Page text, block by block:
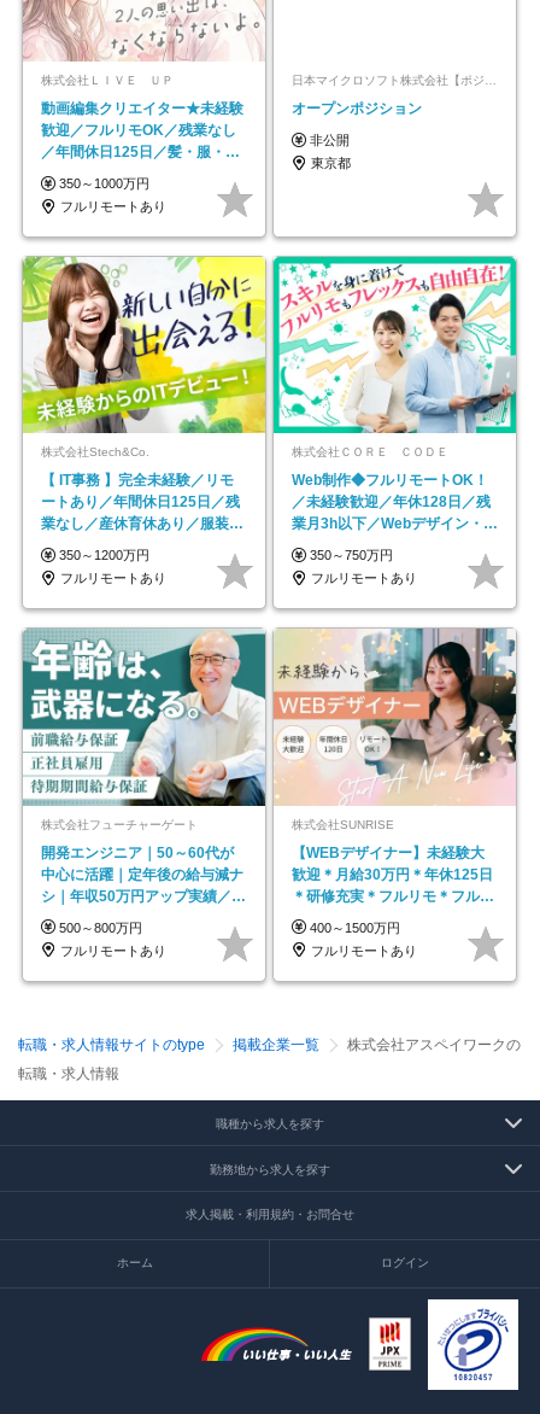
株式会社ＬＩＶＥ ＵＰ
動画編集クリエイター★未経験
歓迎／フルリモOK／残業なし
／年間休日125日／髪・服・ネ
イル自由／研修充実で安心
350～1000万円
フルリモートあり
オープンポジション
非公開
東京都
株式会社Stech&Co.
【 IT事務 】完全未経験／リモ
ートあり／年間休日125日／残
業なし／産休育休あり／服装・
髪型自由／毎年昇給
350～1200万円
フルリモートあり
株式会社ＣＯＲＥ ＣＯＤＥ
Web制作◆フルリモートOK！
／未経験歓迎／年休128日／残
業月3h以下／Webデザイン・
ECサイトやHP制作
350～750万円
フルリモートあり
株式会社フューチャーゲート
開発エンジニア｜50～60代が
中心に活躍｜定年後の給与減ナ
シ｜年収50万円アップ実績／昇
給率92％（直近3年）
500～800万円
フルリモートあり
株式会社SUNRISE
【WEBデザイナー】未経験大
歓迎＊月給30万円＊年休125日
＊研修充実＊フルリモ＊フルフ
レックス＊
400～1500万円
フルリモートあり
転職・求人情報サイトのtype 掲載企業一覧
株式会社アスペイワークの
転職・求人情報
職種から求人を探す
勤務地から求人を探す
求人掲載・利用規約・お問合せ
ホーム ログイン